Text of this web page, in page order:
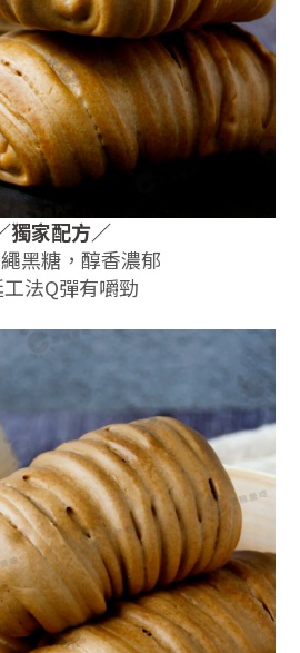
獨家配方／
黑糖，醇香濃郁
法Q彈有嚼勁